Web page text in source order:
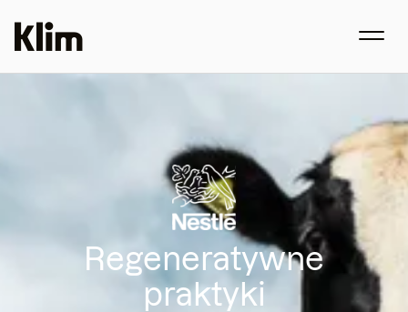
Regeneratywne
praktyki